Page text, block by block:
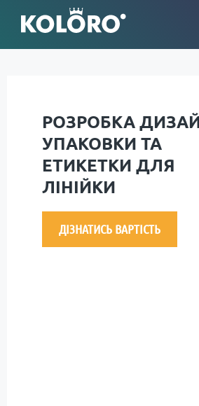
РОЗРОБКА
УПАКОВКИ ТА
ЕТИКЕТКИ ДЛЯ
ЛІНІЙКИ
ДІЗНАТИСЬ ВАРТІСТЬ